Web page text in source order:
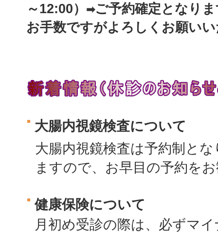
～12:00）
➡ご予約確定となり
お手数ですがよろしくお願い
大腸内視鏡検査について
大腸内視鏡検査は予約制と
ますので、お早目の予約を
健康保険について
月初め受診の際は、必ずマ